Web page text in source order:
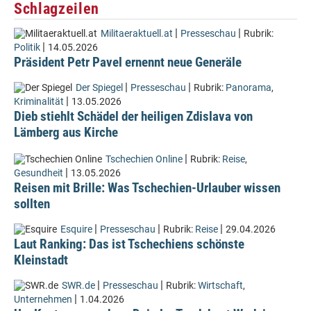
Schlagzeilen
Militaeraktuell.at | Presseschau | Rubrik:
Politik | 14.05.2026
Präsident Petr Pavel ernennt neue Generäle
Der Spiegel | Presseschau | Rubrik: Panorama,
Kriminalität | 13.05.2026
Dieb stiehlt Schädel der heiligen Zdislava von
Lämberg aus Kirche
Tschechien Online | Rubrik: Reise,
Gesundheit | 13.05.2026
Reisen mit Brille: Was Tschechien-Urlauber wissen
sollten
Esquire | Presseschau | Rubrik: Reise | 29.04.2026
Laut Ranking: Das ist Tschechiens schönste
Kleinstadt
SWR.de | Presseschau | Rubrik:Wirtschaft,
Unternehmen | 1.04.2026